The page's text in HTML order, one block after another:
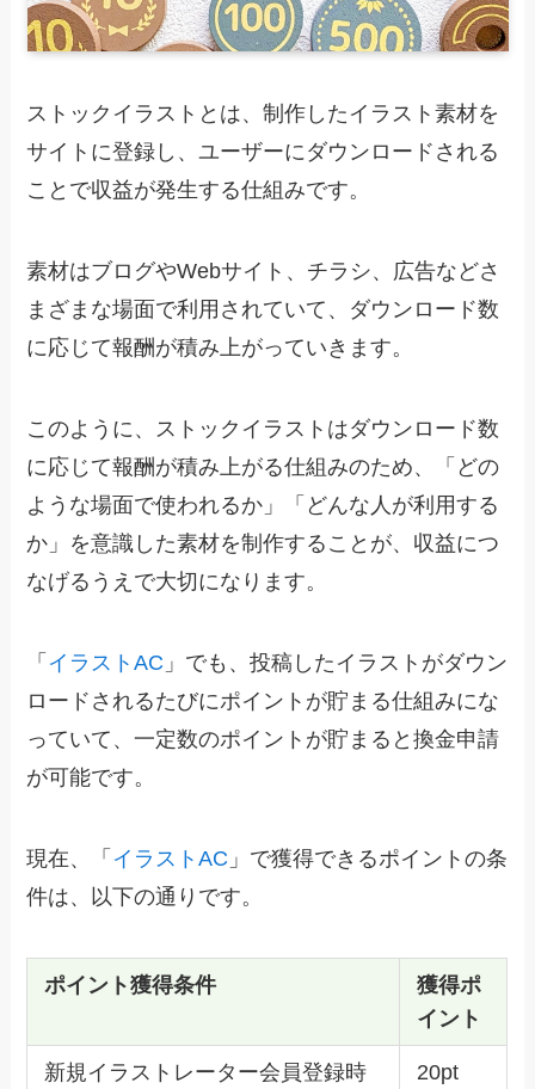
ストックイラストとは、制作したイラスト素材を
サイトに登録し、ユーザーにダウンロードされる
ことで収益が発生する仕組みです。
素材はブログやWebサイト、チラシ、広告などさ
まざまな場面で利用されていて、ダウンロード数
に応じて報酬が積み上がっていきます。
このように、ストックイラストはダウンロード数
に応じて報酬が積み上がる仕組みのため、「どの
ような場面で使われるか」「どんな人が利用する
か」を意識した素材を制作することが、収益につ
なげるうえで大切になります。
「 イラストAC 」でも、投稿したイラストがダウン
ロードされるたびにポイントが貯まる仕組みにな
っていて、一定数のポイントが貯まると換金申請
が可能です。
現在、「 イラストAC 」で獲得できるポイントの条
件は、以下の通りです。
ポイント獲得条件
獲得ポ
イント
新規イラストレーター会員登録時 20pt